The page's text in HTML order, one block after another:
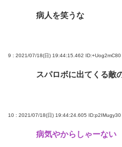
病人を笑うな
9 : 2021/07/18(日) 19:44:15.462 ID:+Uog2mC80
スパロボに出てくる敵
10 : 2021/07/18(日) 19:44:24.605 ID:p2IMugy30
病気やからしゃーない